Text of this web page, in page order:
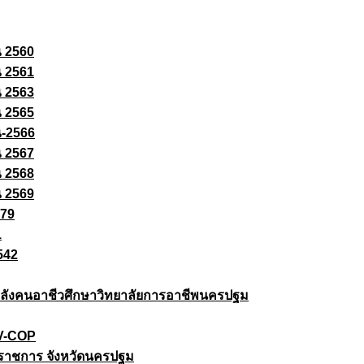
2560
2561
2563
2565
2566
2567
2568
2569
งคนอาชีวศึกษาวิทยาลัยการอาชีพนครปฐม
COP
าชการ จังหวัดนครปฐม